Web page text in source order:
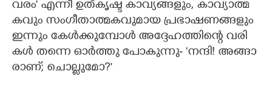
വരം" എന്നീ ഉത്കൃഷ്ട കാവ്യ​ങ്ങളും,​ കാവ്യാ​ത്മ​
കവും സംഗീ​താ​ത്മ​ക​വു​മായ പ്രഭാ​ഷ​ണ​ങ്ങളും
ഇന്നും കേൾക്കു​മ്പോൾ അദ്ദേ​ഹ​ത്തിന്റെ വരി​
കൾ തന്നെ ഓർത്തു പോകു​ന്നു- 'നന്ദി! അങ്ങാ​
രാണ്; ചൊല്ലുമോ?'